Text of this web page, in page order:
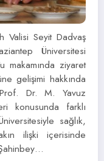
Valisi Seyit Dadvaş
Üniversitesi
makamında ziyaret
gelişimi hakkında
Dr. M. Yavuz
konusunda farklı
sağlık,
ilişki içerisinde